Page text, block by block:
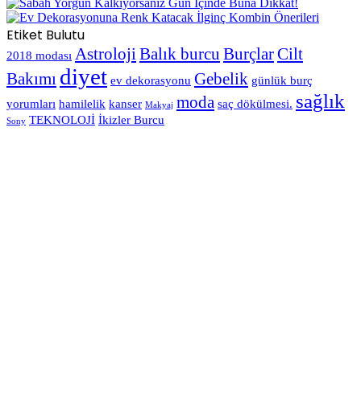
Etiket Bulutu
2018 modası Astroloji Balık burcu BurçlarCilt
Bakımı diyet ev dekorasyonu Gebelik günlük burç
yorumları hamilelik kanser Makyaj moda saç dökülmesi. sağlık
Sony TEKNOLOJİ İkizler Burcu